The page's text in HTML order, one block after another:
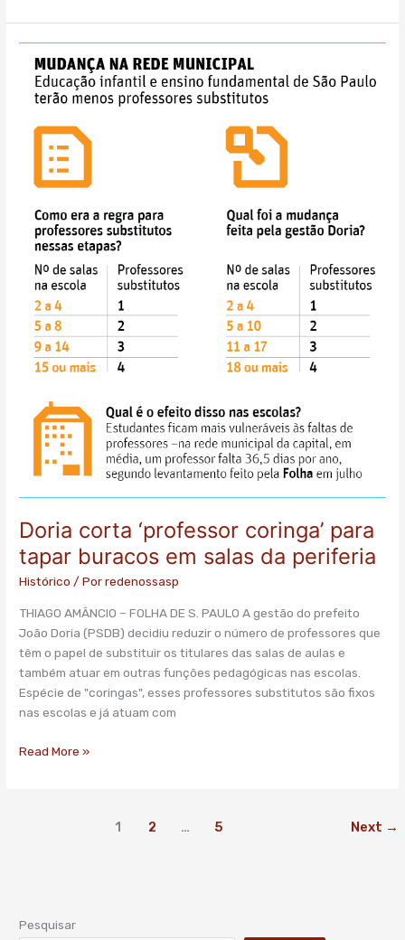
Doria corta ‘professor coringa’ para
tapar buracos em salas da periferia
Histórico / Porredenossasp
THIAGO AMÂNCIO – FOLHA DE S. PAULO A gestão do prefeito
João Doria (PSDB) decidiu reduzir o número de professores que
têm o papel de substituir os titulares das salas de aulas e
também atuar em outras funções pedagógicas nas escolas.
Espécie de "coringas", esses professores substitutos são fixos
nas escolas e já atuam com
corta
‘professor
para
tapar
buracos
em
salas
periferia
Read More »
1 2 … 5 Next →
Pesquisar